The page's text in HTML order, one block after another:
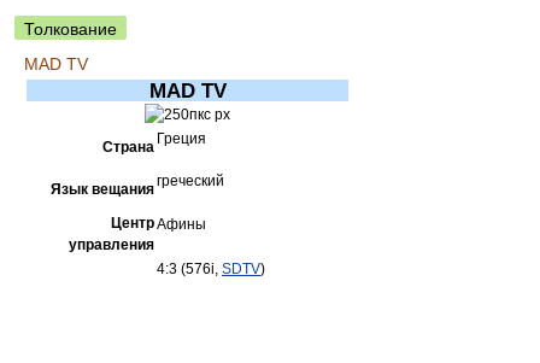
Толкование
MAD TV
MAD TV
Страна Греция
Язык вещаниягреческий
Центр
управления
Афины
4:3 (576i, SDTV)